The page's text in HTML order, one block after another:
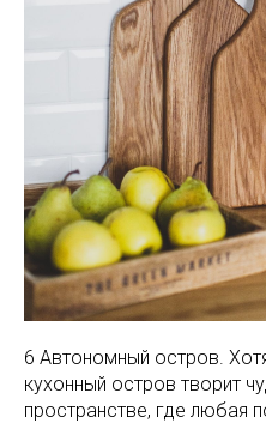
6 Автономный остров.
кухонный остров творит
пространстве, где любая